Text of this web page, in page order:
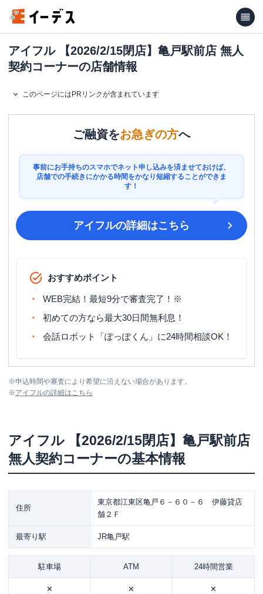
アイフル 【2026/2/15閉店】亀戸駅前店 無人
契約コーナーの店舗情報
このページにはPRリンクが含まれています
ご融資をお急ぎの方へ
事前にお手持ちのスマホでネット申し込みを済ませておけば、
店舗での手続きにかかる時間をかなり短縮することができま
す！
アイフルの詳細はこちら
おすすめポイント
WEB完結！最短9分で審査完了！※
初めての方なら最大30日間無利息！
会話ロボット「ぽっぽくん」に24時間相談OK！
※申込時間や審査により希望に沿えない場合があります。
※アイフルの詳細はこちら
アイフル
【2026/2/15閉店】亀戸駅前店
無人契約コーナーの基本情報
住所
東京都江東区亀戸６－６０－６ 伊藤貸店
舗２Ｆ
最寄り駅 JR亀戸駅
駐車場 ATM 24時間営業
✕ ✕ ✕